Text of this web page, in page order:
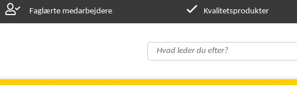
Faglærte medarbejdere Kvalitetsprodukter